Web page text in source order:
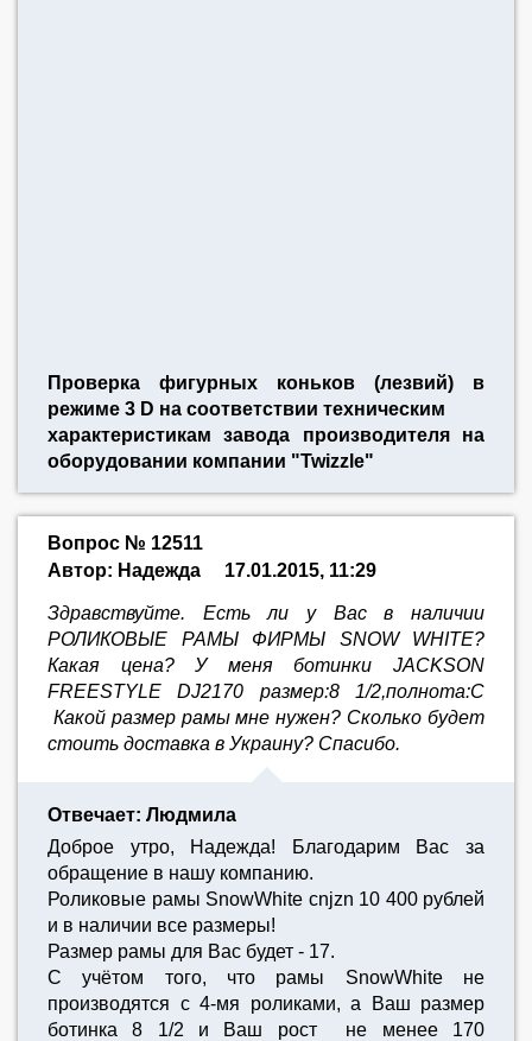
Проверка фигурных коньков (лезвий) в
режиме 3 D на соответствии техническим
характеристикам завода производителя на
оборудовании компании "Twizzle"
Вопрос № 12511
Автор: Надежда
17.01.2015, 11:29
Здравствуйте. Есть ли у Вас в наличии
РОЛИКОВЫЕ РАМЫ ФИРМЫ SNOW WHITE?
Какая цена? У меня ботинки JACKSON
FREESTYLE DJ2170 размер:8 1/2,полнота:С
Какой размер рамы мне нужен? Сколько будет
стоить доставка в Украину? Спасибо.
Отвечает: Людмила
Доброе утро, Надежда! Благодарим Вас за
обращение в нашу компанию.
Роликовые рамы SnowWhite cnjzn 10 400 рублей
и в наличии все размеры!
Размер рамы для Вас будет - 17.
С учётом того, что рамы SnowWhite не
производятся с 4-мя роликами, а Ваш размер
ботинка 8 1/2 и Ваш рост не менее 170